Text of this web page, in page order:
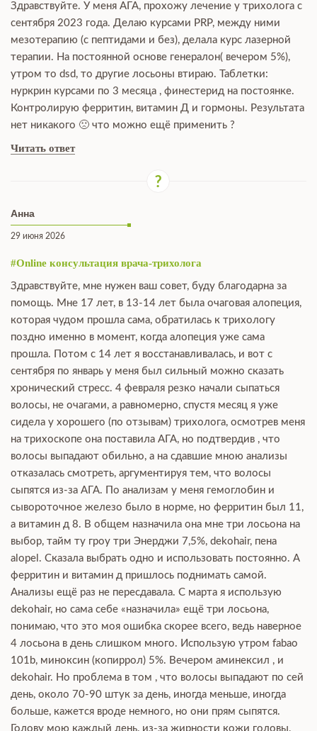
Здравствуйте. У меня АГА, прохожу лечение у трихолога с
сентября 2023 года. Делаю курсами PRP, между ними
мезотерапию (с пептидами и без), делала курс лазерной
терапии. На постоянной основе генералон( вечером 5%),
утром то dsd, то другие лосьоны втираю. Таблетки:
нуркрин курсами по 3 месяца , финестерид на постоянке.
Контролирую ферритин, витамин Д и гормоны. Результата
нет никакого 🙁 что можно ещё применить ?
Читать ответ
Анна
29 июня 2026
#Online консультация врача-трихолога
Здравствуйте, мне нужен ваш совет, буду благодарна за
помощь. Мне 17 лет, в 13-14 лет была очаговая алопеция,
которая чудом прошла сама, обратилась к трихологу
поздно именно в момент, когда алопеция уже сама
прошла. Потом с 14 лет я восстанавливалась, и вот с
сентября по январь у меня был сильный можно сказать
хронический стресс. 4 февраля резко начали сыпаться
волосы, не очагами, а равномерно, спустя месяц я уже
сидела у хорошего (по отзывам) трихолога, осмотрев меня
на трихоскопе она поставила АГА, но подтвердив , что
волосы выпадают обильно, а на сдавшие мною анализы
отказалась смотреть, аргументируя тем, что волосы
сыпятся из-за АГА. По анализам у меня гемоглобин и
сывороточное железо было в норме, но ферритин был 11,
а витамин д 8. В общем назначила она мне три лосьона на
выбор, тайм ту гроу три Энерджи 7,5%, dekohair, пена
alopel. Сказала выбрать одно и использовать постоянно. А
ферритин и витамин д пришлось поднимать самой.
Анализы ещё раз не пересдавала. С марта я использую
dekohair, но сама себе «назначила» ещё три лосьона,
понимаю, что это моя ошибка скорее всего, ведь наверное
4 лосьона в день слишком много. Использую утром fabao
101b, миноксин (копиррол) 5%. Вечером аминексил , и
dekohair. Но проблема в том , что волосы выпадают по сей
день, около 70-90 штук за день, иногда меньше, иногда
больше, кажется вроде немного, но они прям сыпятся.
Голову мою каждый день, из-за жирности кожи головы,